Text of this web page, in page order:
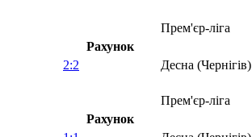
Прем'єр-ліга
Рахунок
2:2 Десна (Чернігів)
Прем'єр-ліга
Рахунок